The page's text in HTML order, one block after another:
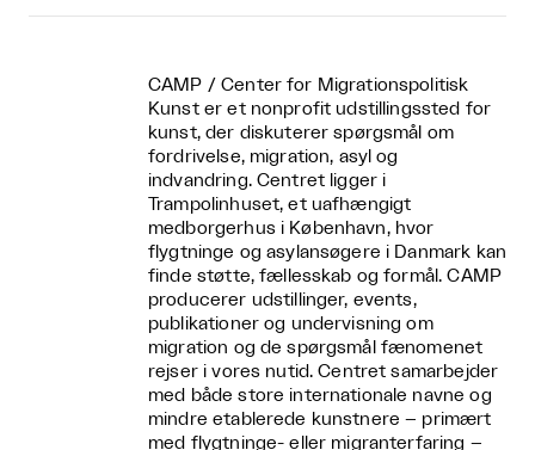
CAMP / Center for Migrationspolitisk
Kunst er et nonprofit udstillingssted for
kunst, der diskuterer spørgsmål om
fordrivelse, migration, asyl og
indvandring. Centret ligger i
Trampolinhuset, et uafhængigt
medborgerhus i København, hvor
flygtninge og asylansøgere i Danmark kan
finde støtte, fællesskab og formål. CAMP
producerer udstillinger, events,
publikationer og undervisning om
migration og de spørgsmål fænomenet
rejser i vores nutid. Centret samarbejder
med både store internationale navne og
mindre etablerede kunstnere – primært
med flygtninge- eller migranterfaring –